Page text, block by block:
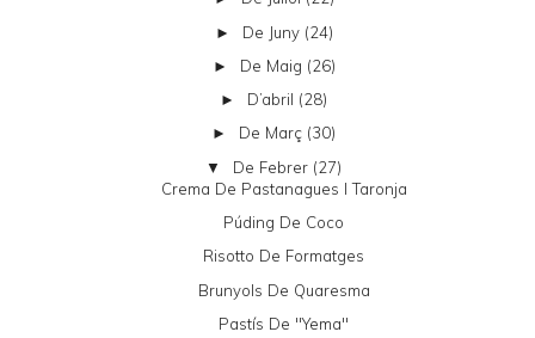
► De Juny (24)
► De Maig (26)
► D’abril (28)
► De Març (30)
▼ De Febrer (27)
Crema De Pastanagues I Taronja
Púding De Coco
Risotto De Formatges
Brunyols De Quaresma
Pastís De "yema"